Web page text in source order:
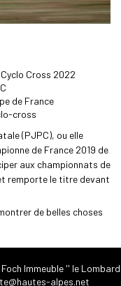
Cross 2022
de France
cross
(PJPC), ou elle
de France 2019 de
aux championnats de
remporte le titre devant
de belles choses
Immeuble '' le Lombard
alpes.net